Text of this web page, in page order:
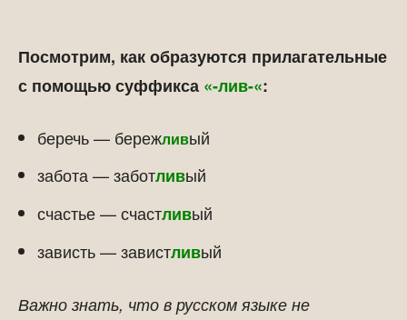
Посмотрим, как образуются прилагательные
с помощью суффикса «-лив-«:
беречь — бережливый
забота — заботливый
счастье — счастливый
зависть — завистливый
Важно знать, что в русском языке не